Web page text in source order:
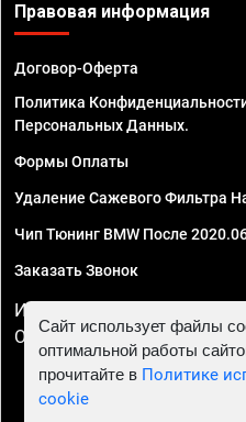
Правовая информация
Договор-Оферта
Политика
Персональных Данных.
Формы Оплаты
Удаление Сажевого Фильтра
Чип Тюнинг BMW После
Заказать Звонок
ИП Смирнов Георгий
ОГРНИП 324470400032610
Сайт использует файлы
оптимальной работы
прочитайте в Политике
cookie